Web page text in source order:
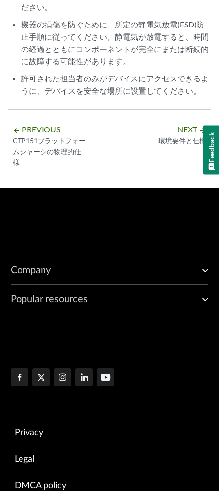
ださい。
機器の損傷を防ぐために、所定の静電気放電(ESD)防
止手順に従ってください。静電気が放電すると、時間
の経過とともにコンポーネントが完全にまたは断続的
に故障する可能性があります。
許可された担当者のみがデバイスにアクセスできるよ
うに、デバイスを安全な場所に設置してください。
arrow_backward PREVIOUS
CTP151プラットフォー
ムシャーシの物理的仕
様
NEXT arrow_forward
環境要件と仕様
Company
Popular resources
Privacy
Legal
DMCA policy
Feedback